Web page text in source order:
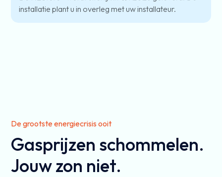
installatie plant u in overleg met uw installateur.
De grootste energiecrisis ooit
Gasprijzen schommelen.
Jouw zon niet.